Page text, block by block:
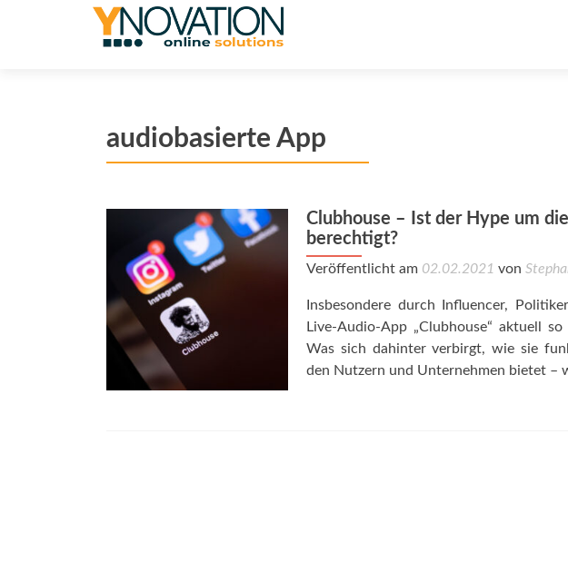
audiobasierte App
Clubhouse – Ist der Hype um
berechtigt?
Veröffentlicht am 02.02.2021 von
Insbesondere durch Influencer,
Live-Audio-App „Clubhouse“ aktuell
Was sich dahinter verbirgt, wie sie
den Nutzern und Unternehmen bietet –